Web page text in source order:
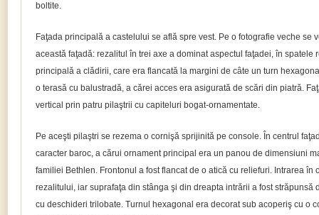
boltite.
Faţada principală a castelului se află spre vest. Pe o fotografie veche se
această faţadă: rezalitul în trei axe a dominat aspectul faţadei, în spatele
principală a clădirii, care era flancată la margini de câte un turn
o terasă cu balustradă, a cărei acces era asigurată de scări din piatră.
vertical prin patru pilaştrii cu capiteluri bogat-ornamentate.
Pe aceşti pilaştri se rezema o cornişă sprijinită pe console. În centrul
caracter baroc, a cărui ornament principal era un panou de dimensiuni
familiei Bethlen. Frontonul a fost flancat de o atică cu reliefuri. Intrarea în
rezalitului, iar suprafaţa din stânga şi din dreapta intrării a fost străpunsă
cu deschideri trilobate. Turnul hexagonal era decorat sub acoperiş cu o